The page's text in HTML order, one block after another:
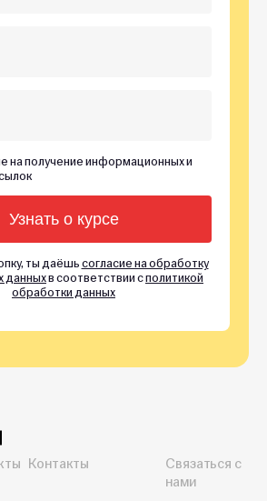
на получение информационных и
ты даёшьсогласие на обработку
данныхв соответствии сполитикой
обработки данных
Контакты
Связаться с
нами